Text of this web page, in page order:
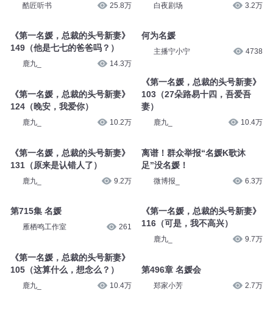
酷匠听书 25.8万
《第一名媛，总裁的头号新妻》
149（他是七七的爸爸吗？）
鹿九_ 14.3万
《第一名媛，总裁的头号新妻》
124（晚安，我爱你）
鹿九_ 10.2万
《第一名媛，总裁的头号新妻》
131（原来是认错人了）
鹿九_ 9.2万
第715集 名媛
雁栖鸣工作室 261
《第一名媛，总裁的头号新妻》
105（这算什么，想念么？）
鹿九_ 10.4万
白夜剧场 3.2万
何为名媛
主播宁小宁 4738
《第一名媛，总裁的头号新妻》
103（27朵路易十四，吾爱吾
妻）
鹿九_ 10.4万
离谱！群众举报“名媛K歌沐
足”没名媛！
微博报_ 6.3万
《第一名媛，总裁的头号新妻》
116（可是，我不高兴）
鹿九_ 9.7万
第496章 名媛会
郑家小芳 2.7万